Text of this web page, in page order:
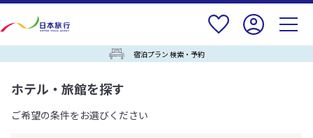
宿泊プラン 検索・予約
ホテル・旅館を探す
ご希望の条件をお選びください